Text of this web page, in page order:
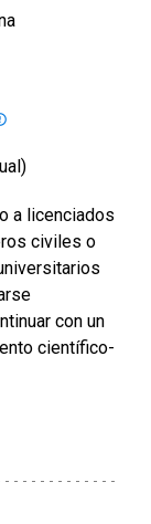
a licenciados
civiles o
con un
científico-